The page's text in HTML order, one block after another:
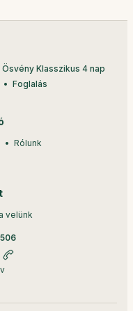
Ösvény Klasszikus 4 nap
Foglalás
Rólunk
velünk